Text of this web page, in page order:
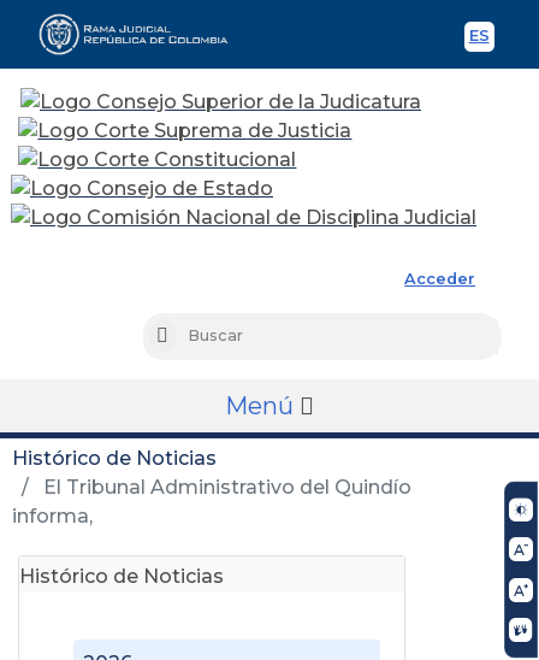
ES
Acceder
Buscar
Menú
Histórico de Noticias
El Tribunal Administrativo del Quindío
informa,
Histórico de Noticias